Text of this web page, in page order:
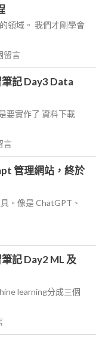
領域。 我們才剛學會
留言
記 Day3 Data
要實作了 資料下載
言
管理網站，終於
。像是 ChatGPT、
記 Day2 ML 及
learning分成三個